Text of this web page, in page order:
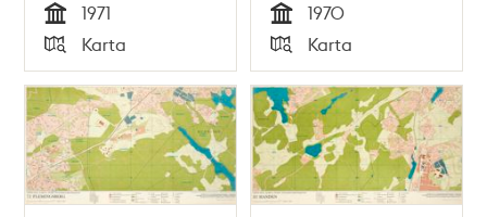
Tid
1971
Typ
Karta Tid
1970
Typ
Karta